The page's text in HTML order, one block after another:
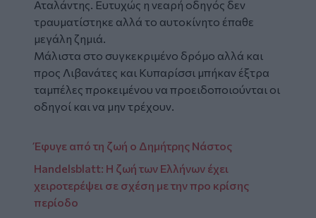
Αταλάντης. Ευτυχώς η νεαρή οδηγός δεν
τραυματίστηκε αλλά το αυτοκίνητο έπαθε
μεγάλη ζημιά.
Μάλιστα στο συγκεκριμένο δρόμο αλλά και
προς Λιβανάτες και Κυπαρίσσι μπήκαν έξτρα
ταμπέλες προκειμένου να προειδοποιούνται οι
οδηγοί και να μην τρέχουν.
Έφυγε από τη ζωή ο Δημήτρης Νάστος
Handelsblatt: Η ζωή των Ελλήνων έχει
χειροτερέψει σε σχέση με την προ κρίσης
περίοδο